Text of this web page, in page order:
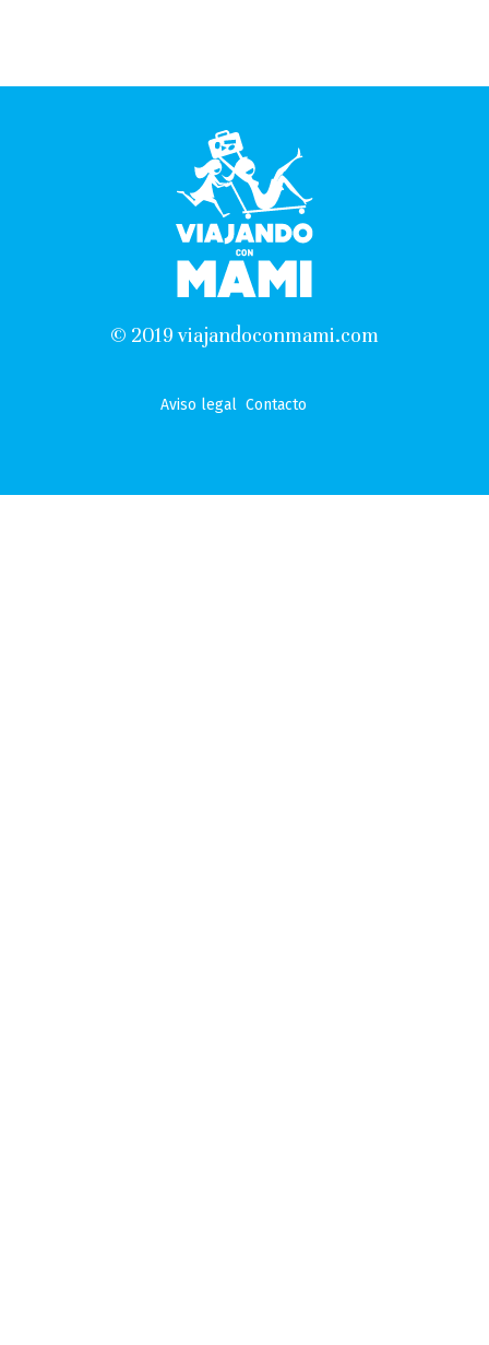
© 2019 viajandoconmami.com
Aviso legal Contacto